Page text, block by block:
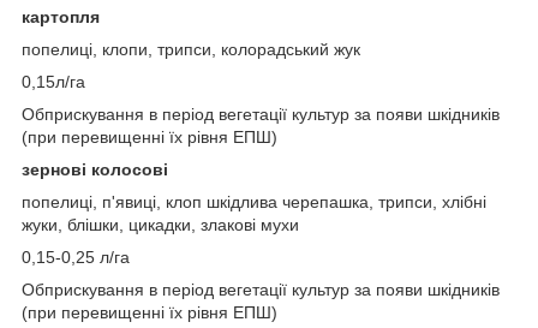
картопля
попелиці, клопи, трипси, колорадський жук
0,15л/га
Обприскування в період вегетації культур за появи шкідників
(при перевищенні їх рівня ЕПШ)
зернові колосові
попелиці, п'явиці, клоп шкідлива черепашка, трипси, хлібні
жуки, блішки, цикадки, злакові мухи
0,15-0,25 л/га
Обприскування в період вегетації культур за появи шкідників
(при перевищенні їх рівня ЕПШ)